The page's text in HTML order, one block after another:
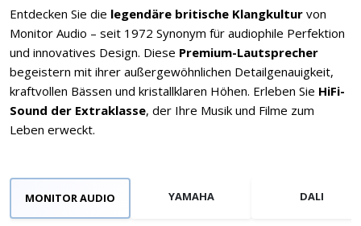
Entdecken Sie die legendäre britische Klangkultur von
Monitor Audio – seit 1972 Synonym für audiophile Perfektion
und innovatives Design. Diese Premium-Lautsprecher
begeistern mit ihrer außergewöhnlichen Detailgenauigkeit,
kraftvollen Bässen und kristallklaren Höhen. Erleben Sie HiFi-
Sound der Extraklasse, der Ihre Musik und Filme zum
Leben erweckt.
MONITOR AUDIO YAMAHA DALI